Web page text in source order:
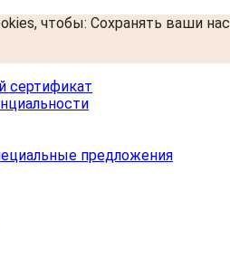
чтобы: Сохранять ваши
сертификат
предложения